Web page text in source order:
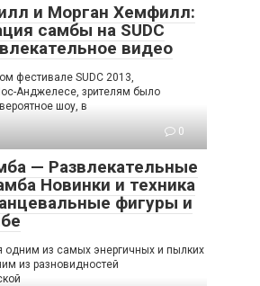
и Морган Хемфилл:
самбы на SUDC
видео
фестивале SUDC 2013,
Анджелесе, зрителям было
шоу, в
0
— Развлекательные
Новинки и техника
фигуры и
одним из самых энергичных и пылких
из разновидностей